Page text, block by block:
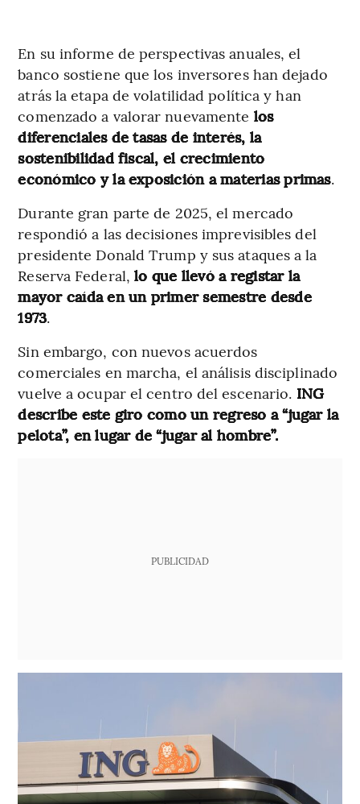
En su informe de perspectivas anuales, el
banco sostiene que los inversores han dejado
atrás la etapa de volatilidad política y han
comenzado a valorar nuevamente los
diferenciales de tasas de interés, la
sostenibilidad fiscal, el crecimiento
económico y la exposición a materias primas.
Durante gran parte de 2025, el mercado
respondió a las decisiones imprevisibles del
presidente Donald Trump y sus ataques a la
Reserva Federal,lo que llevó a registar la
mayor caída en un primer semestre desde
1973.
Sin embargo, con nuevos acuerdos
comerciales en marcha, el análisis disciplinado
vuelve a ocupar el centro del escenario. ING
describe este giro como un regreso a “jugar la
pelota”, en lugar de “jugar al hombre”.
PUBLICIDAD